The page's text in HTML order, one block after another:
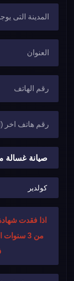
اذا فقدت
من 3